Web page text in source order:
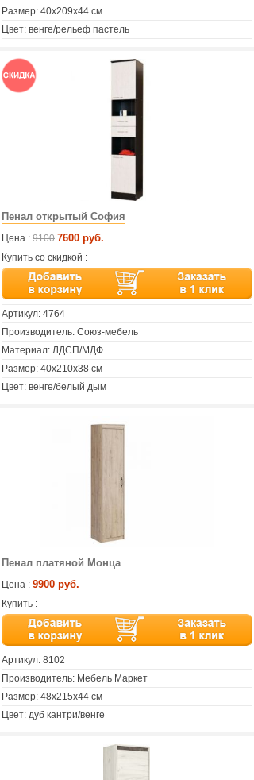
Размер: 40х209х44 см
Цвет: венге/рельеф пастель
Пенал открытый София
Цена : 9100 7600 руб.
Купить со скидкой :
Артикул: 4764
Производитель: Союз-мебель
Материал: ЛДСП/МДФ
Размер: 40х210х38 см
Цвет: венге/белый дым
Пенал платяной Монца
Цена : 9900 руб.
Купить :
Артикул: 8102
Производитель: Мебель Маркет
Размер: 48х215х44 см
Цвет: дуб кантри/венге